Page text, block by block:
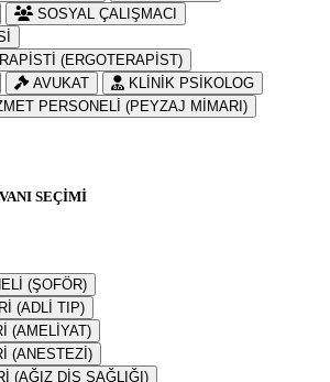
SOSYAL ÇALIŞMACI
(ERGOTERAPİST)
AVUKAT
KLİNİK PSİKOLOG
PERSONELİ (PEYZAJ MİMARI)
SEÇİMİ
(ŞOFÖR)
(ADLİ TIP)
(AMELİYAT)
(ANESTEZİ)
(AĞIZ DİŞ SAĞLIĞI)